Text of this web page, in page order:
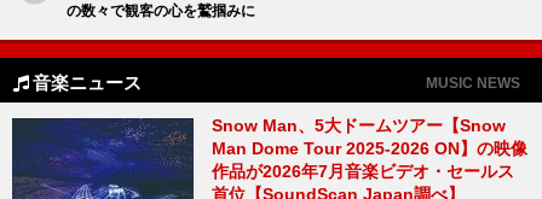
の数々で観客の心を鷲掴みに
音楽ニュース MUSIC NEWS
Snow Man、5大ドームツアー【Snow
Man Dome Tour 2025-2026 ON】の映像
作品が2026年7月音楽ビデオ・セールス
首位【SoundScan Japan調べ】